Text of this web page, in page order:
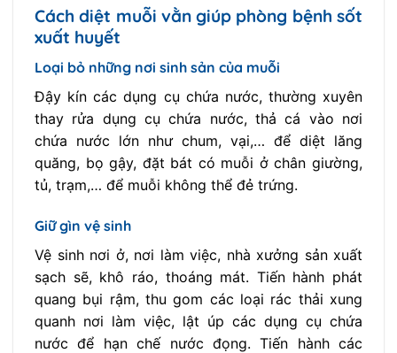
Cách diệt muỗi vằn giúp phòng bệnh sốt
xuất huyết
Loại bỏ những nơi sinh sản của muỗi
Đậy kín các dụng cụ chứa nước, thường xuyên
thay rửa dụng cụ chứa nước, thả cá vào nơi
chứa nước lớn như chum, vại,… để diệt lăng
quăng, bọ gậy, đặt bát có muỗi ở chân giường,
tủ, trạm,… để muỗi không thể đẻ trứng.
Giữ gìn vệ sinh
Vệ sinh nơi ở, nơi làm việc, nhà xưởng sản xuất
sạch sẽ, khô ráo, thoáng mát. Tiến hành phát
quang bụi rậm, thu gom các loại rác thải xung
quanh nơi làm việc, lật úp các dụng cụ chứa
nước để hạn chế nước đọng. Tiến hành các